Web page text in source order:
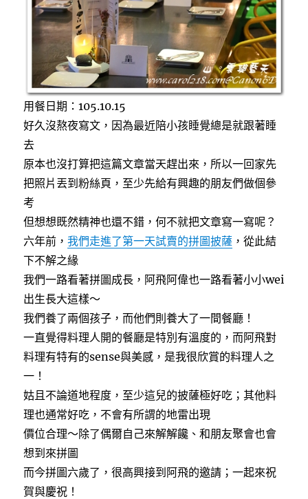
境
明
亮
氣
氛
佳
的
飯
店〉
用餐日期：105.10.15
好久沒熬夜寫文，因為最近陪小孩睡覺總是就跟著睡
去
原本也沒打算把這篇文章當天趕出來，所以一回家先
把照片丟到粉絲頁，至少先給有興趣的朋友們做個參
考
但想想既然精神也還不錯，何不就把文章寫一寫呢？
六年前，我們走進了第一天試賣的拼圖披薩 ，從此結
下不解之緣
我們一路看著拼圖成長，阿飛阿偉也一路看著小小wei
出生長大這樣～
我們養了兩個孩子，而他們則養大了一間餐廳！
一直覺得料理人開的餐廳是特別有溫度的，而阿飛對
料理有特有的sense與美感，是我很欣賞的料理人之
一！
姑且不論道地程度，至少這兒的披薩極好吃；其他料
理也通常好吃，不會有所謂的地雷出現
價位合理～除了偶爾自己來解解饞、和朋友聚會也會
想到來拼圖
而今拼圖六歲了，很高興接到阿飛的邀請；一起來祝
賀與慶祝！